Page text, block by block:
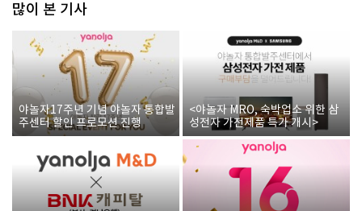
많이 본 기사
야놀자17주년 기념 야놀자 통합발
주센터 할인 프로모션 진행
<야놀자 MRO, 숙박업소 위한 삼
성전자 가전제품 특가 개시>